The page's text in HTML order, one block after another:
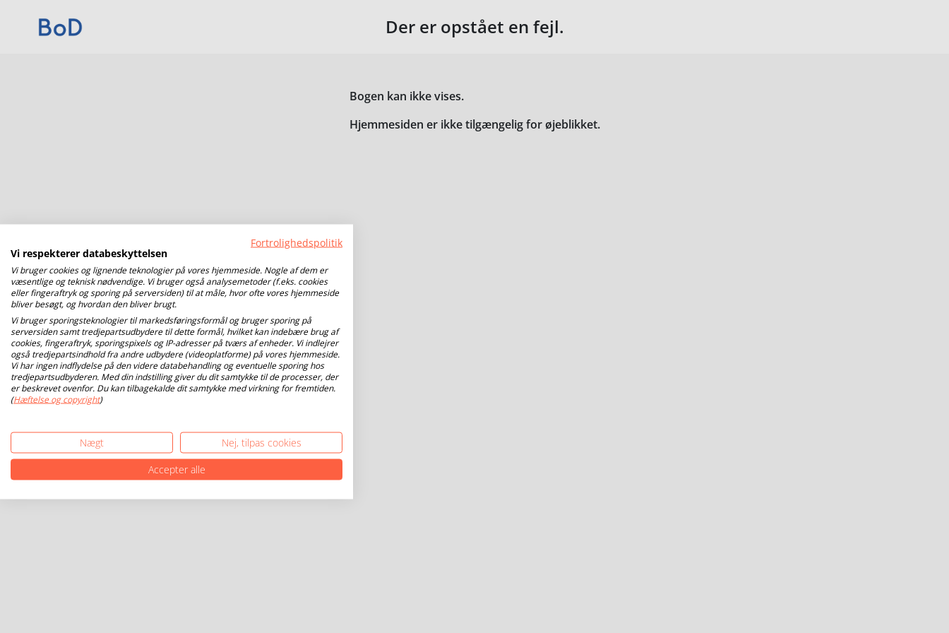
Der er opstået en fejl.
Bogen kan ikke vises.
Hjemmesiden er ikke tilgængelig for øjeblikket.
Fortrolighedspolitik
Vi respekterer databeskyttelsen
Vi bruger cookies og lignende teknologier på vores hjemmeside. Nogle af dem er
væsentlige og teknisk nødvendige. Vi bruger også analysemetoder (f.eks. cookies
eller fingeraftryk og sporing på serversiden) til at måle, hvor ofte vores hjemmeside
bliver besøgt, og hvordan den bliver brugt.
Vi bruger sporingsteknologier til markedsføringsformål og bruger sporing på
serversiden samt tredjepartsudbydere til dette formål, hvilket kan indebære brug af
cookies, fingeraftryk, sporingspixels og IP-adresser på tværs af enheder. Vi indlejrer
også tredjepartsindhold fra andre udbydere (videoplatforme) på vores hjemmeside.
Vi har ingen indflydelse på den videre databehandling og eventuelle sporing hos
tredjepartsudbyderen. Med din indstilling giver du dit samtykke til de processer, der
er beskrevet ovenfor. Du kan tilbagekalde dit samtykke med virkning for fremtiden.
(Hæftelse og copyright)
Nægt
Nej, tilpas cookies
Accepter alle